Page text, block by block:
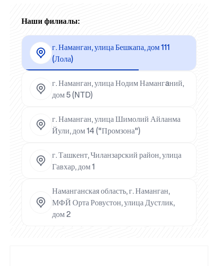
Наши филиалы:
г. Наманган, улица Бешкапа, дом 111
(Лола)
г. Наманган, улица Нодим Намангaний,
дом 5 (NTD)
г. Наманган, улица Шимолий Айланма
Йули, дом 14 ("Промзона")
г. Ташкент, Чиланзарский район, улица
Гавхар, дом 1
Наманганская область, г. Наманган,
МФЙ Орта Ровустон, улица Дустлик,
дом 2